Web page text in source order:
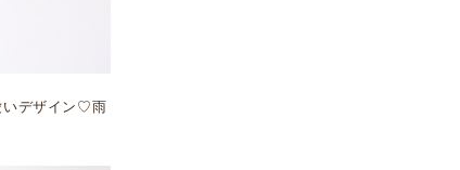
いデザイン♡雨